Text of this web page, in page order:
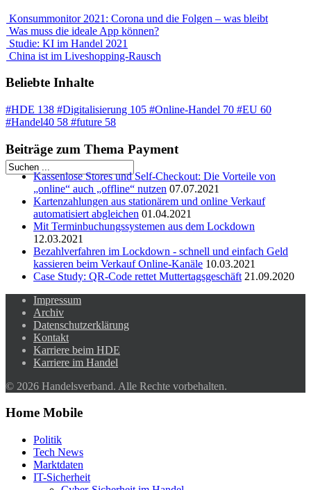
Der HDE
Konsummonitor 2021: Corona und die Folgen – was bleibt
Was muss die ideale App können?
Studie: KI im Handel 2021
China ist im Liveshopping-Rausch
Beliebte Inhalte
#HDE 138 #Digitalisierung 105 #Online-Handel 70 #EU 60
#Handel40 58 #future 58
Beiträge zum Thema Payment
Kassenlose Stores und Self-Checkout: Die Vorteile von
„online“ auch „offline“ nutzen 07.07.2021
Kartenzahlungen aus stationärem und online Verkauf
automatisiert abgleichen 01.04.2021
Mit Terminbuchungssystemen aus dem Lockdown
12.03.2021
Bezahlverfahren im Lockdown - schnell und einfach Geld
kassieren beim Verkauf Online-Kanäle 10.03.2021
Case Study: QR-Code rettet Muttertagsgeschäft 21.09.2020
Impressum
Archiv
Datenschutzerklärung
Kontakt
Karriere beim HDE
Karriere im Handel
© 2026 Handelsverband. Alle Rechte vorbehalten.
Home Mobile
Politik
Tech News
Marktdaten
IT-Sicherheit